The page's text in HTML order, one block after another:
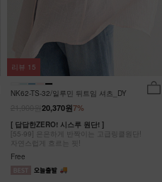
NK62-TS-32/일루민 뒤트임 셔츠_DY
7%
20,370원
[ 답답한ZERO! 시스루 원단! ]
[55-99] 은은하게 반짝이는 고급링클원단!
자연스럽게 흐르는 핏!
Free
리뷰 15